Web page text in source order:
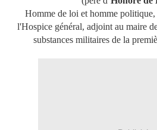
Homme de loi et homme
l'Hospice général, adjoint au maire
substances militaires de la